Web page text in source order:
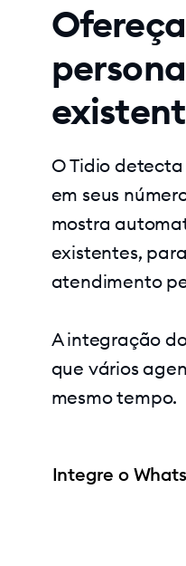
O Tidio
em seus
mostra
existentes,
atendimento
A integração
que vários
mesmo tempo.
Integre o